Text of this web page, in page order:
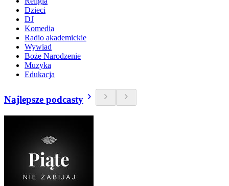
Dzieci
DJ
Komedia
Radio akademickie
Wywiad
Boże Narodzenie
Muzyka
Edukacja
Najlepsze podcasty